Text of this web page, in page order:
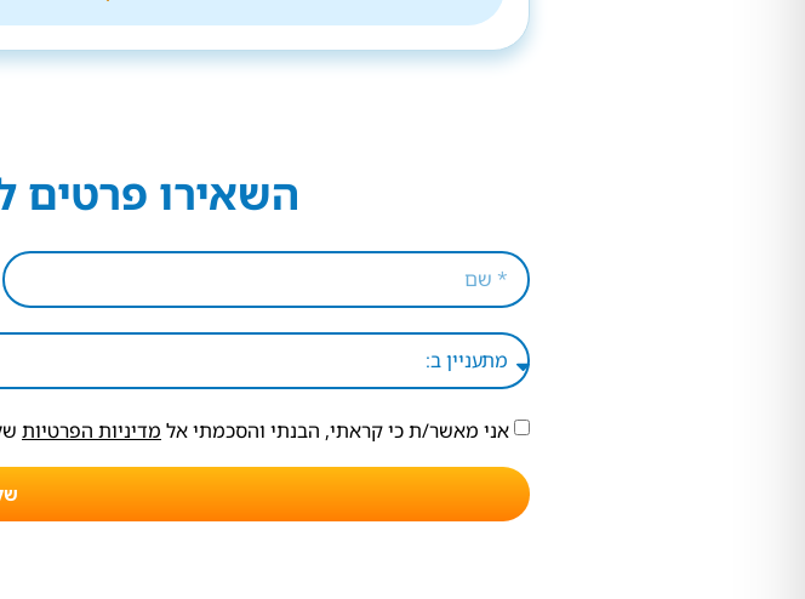
השאירו פרטים
אני מאשר/ת כי קראתי, הבנתי והסכמתי אל מדיניות הפרטיות